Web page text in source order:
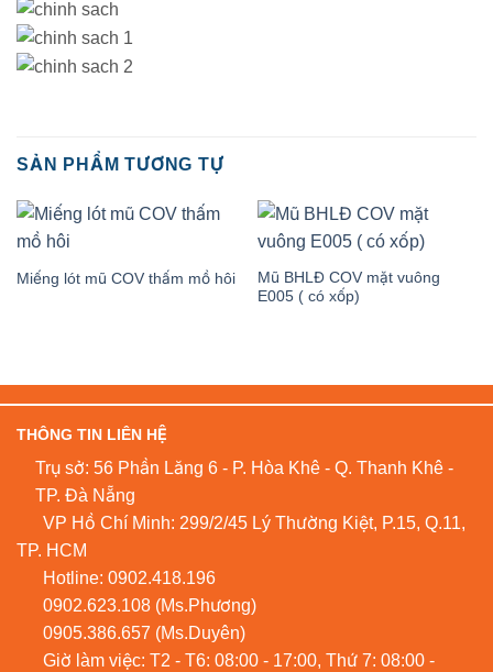
SẢN PHẨM TƯƠNG TỰ
Miếng lót mũ COV thấm mồ hôi
Mũ BHLĐ COV mặt vuông
E005 ( có xốp)
THÔNG TIN LIÊN HỆ
Trụ sở: 56 Phần Lăng 6 - P. Hòa Khê - Q. Thanh Khê -
TP. Đà Nẵng
VP Hồ Chí Minh: 299/2/45 Lý Thường Kiệt, P.15, Q.11,
TP. HCM
Hotline: 0902.418.196
0902.623.108 (Ms.Phương)
0905.386.657 (Ms.Duyên)
Giờ làm việc: T2 - T6: 08:00 - 17:00, Thứ 7: 08:00 -